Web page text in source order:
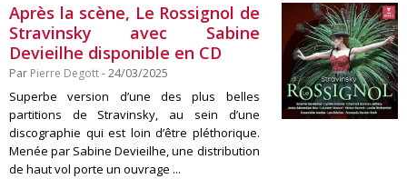
Après la scène, Le Rossignol de
Stravinsky avec Sabine
Devieilhe disponible en CD
Par Pierre Degott- 24/03/2025
Superbe version d’une des plus belles
partitions de Stravinsky, au sein d’une
discographie qui est loin d’être pléthorique.
Menée par Sabine Devieilhe, une distribution
de haut vol porte un ouvrage ...